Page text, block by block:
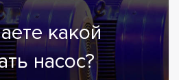
какой
насос?